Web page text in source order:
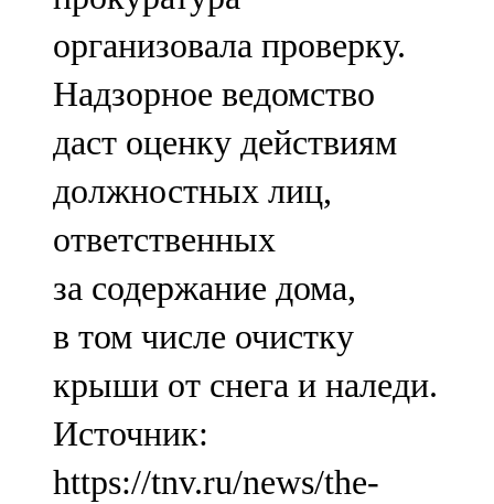
организовала проверку.
Надзорное ведомство
даст оценку действиям
должностных лиц,
ответственных
за содержание дома,
в том числе очистку
крыши от снега и наледи.
Источник:
https://tnv.ru/news/the-